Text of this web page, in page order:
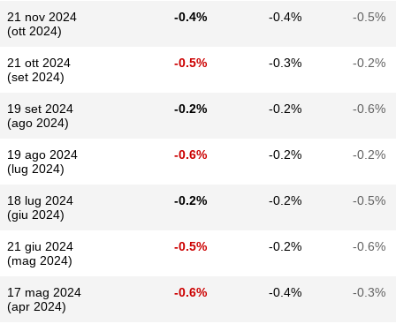
21 nov 2024
(ott 2024)
-0.4% -0.4% -0.5%
21 ott 2024
(set 2024)
-0.5% -0.3% -0.2%
19 set 2024
(ago 2024)
-0.2% -0.2% -0.6%
19 ago 2024
(lug 2024)
-0.6% -0.2% -0.2%
18 lug 2024
(giu 2024)
-0.2% -0.2% -0.5%
21 giu 2024
(mag 2024)
-0.5% -0.2% -0.6%
17 mag 2024
(apr 2024)
-0.6% -0.4% -0.3%